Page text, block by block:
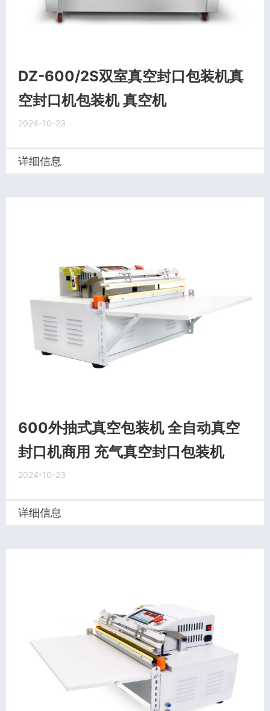
DZ-600/2S双室真空封口包装机真
空封口机包装机 真空机
2024-10-23
详细信息
600外抽式真空包装机 全自动真空
封口机商用 充气真空封口包装机
2024-10-23
详细信息